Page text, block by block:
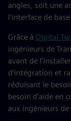
angles, soit une
l'interface de
Grâce à Digital
ingénieurs de
avant de
d'intégration et
réduisant le
besoin d'aide en
aux ingénieurs